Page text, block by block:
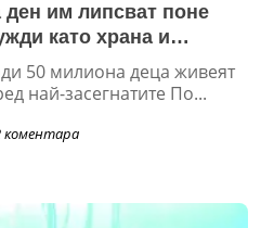
им липсват поне
като храна и
50 милиона деца живеят
най-засегнатите По...
коментара